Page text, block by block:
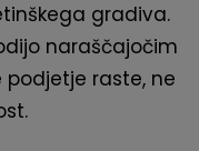
gradiva.
naraščajočim
podjetje raste, ne